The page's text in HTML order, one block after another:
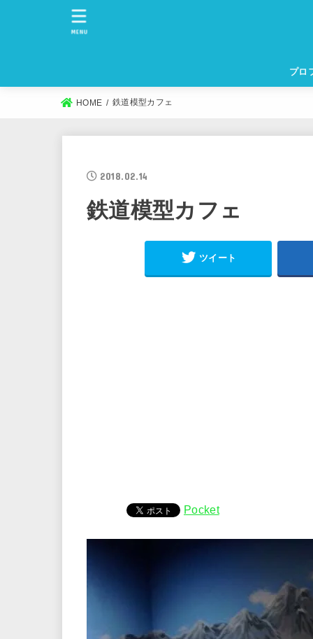
プロ
MENU
HOME 鉄道模型カフェ
2018.02.14
鉄道模型カフェ
ツイート
Pocket